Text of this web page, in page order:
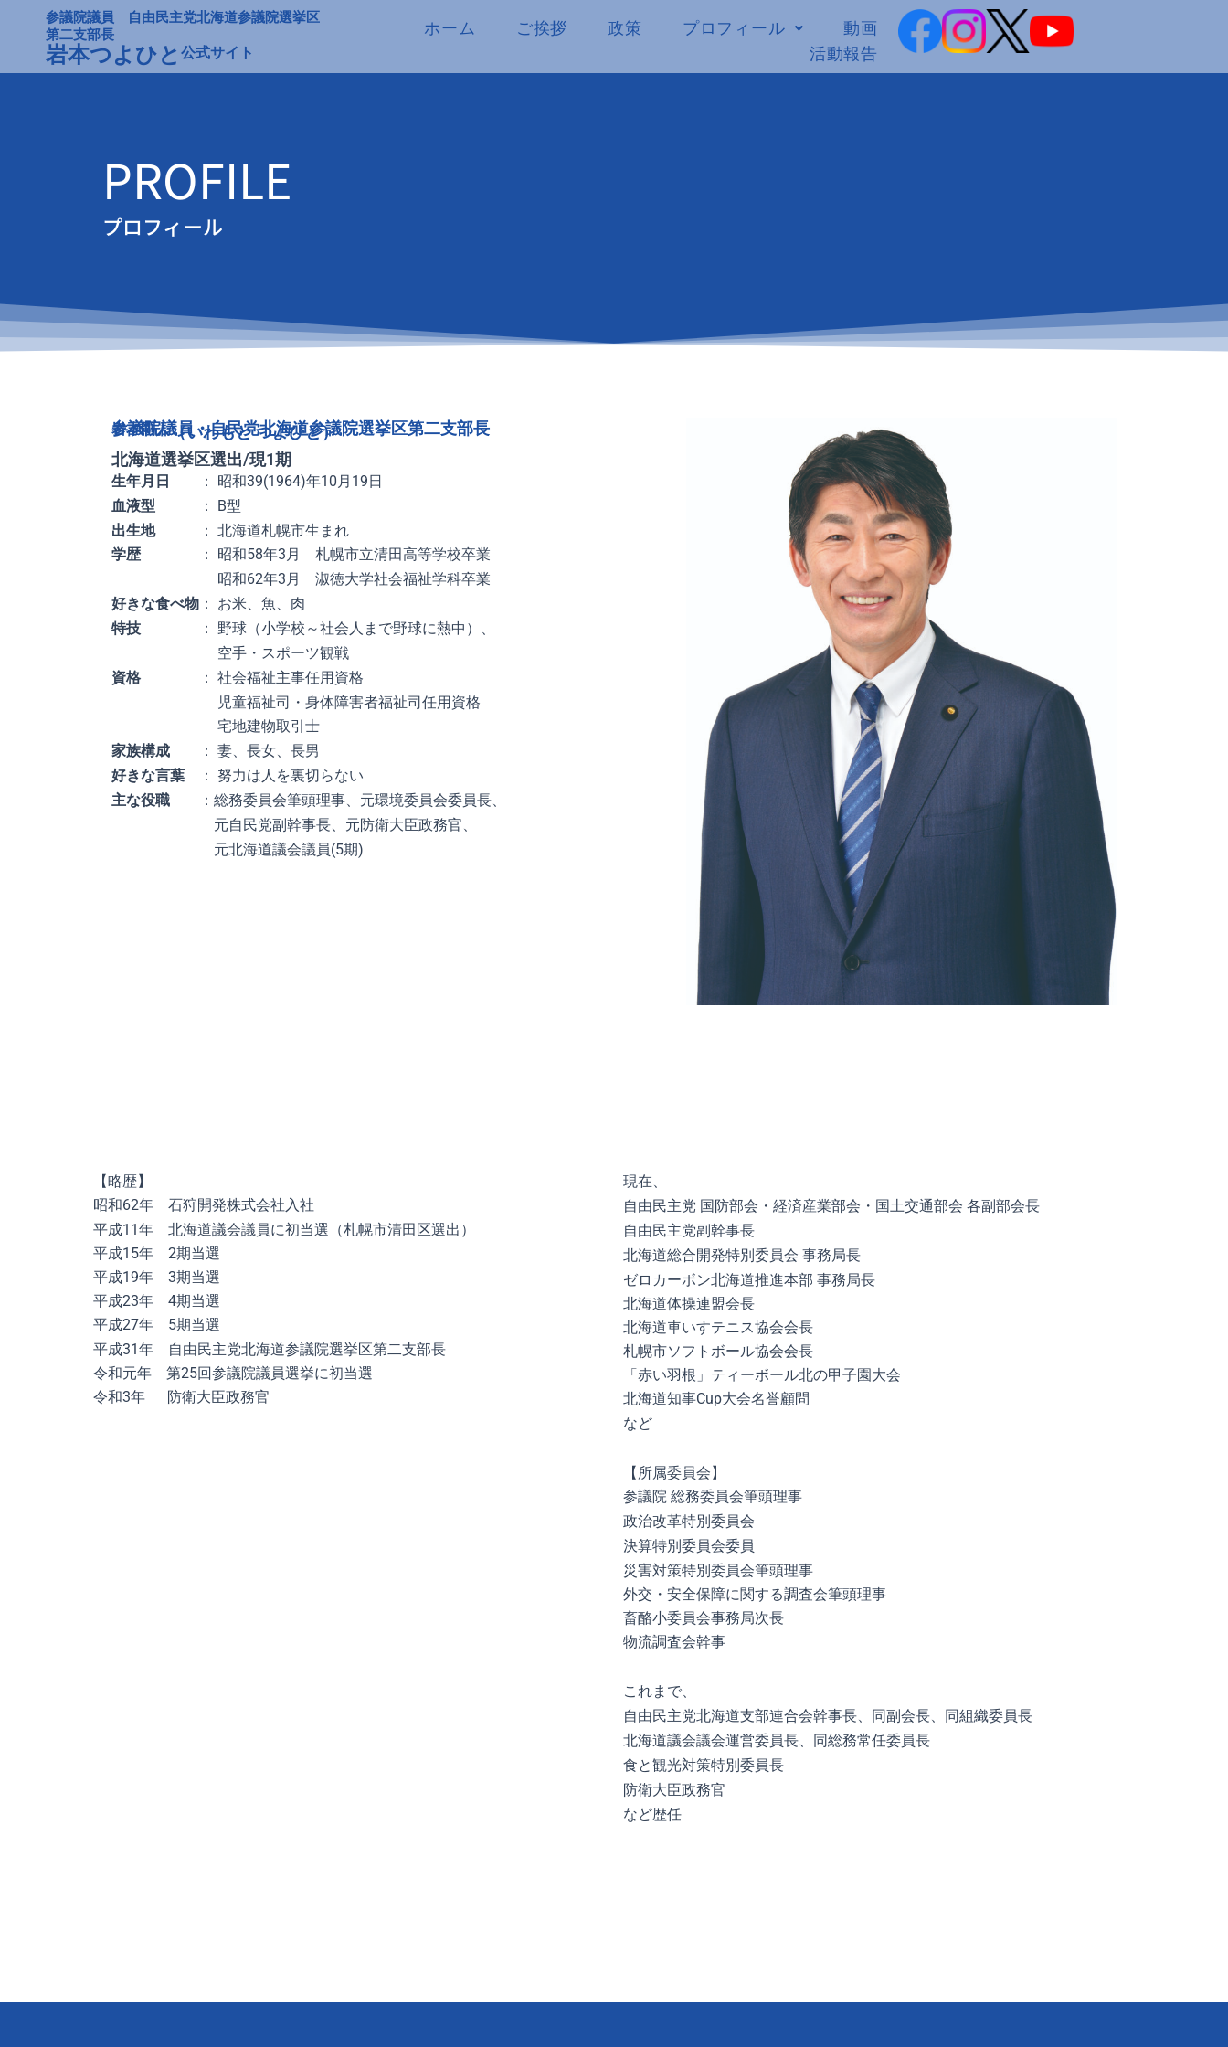
参議院議員 自由民主党北海道参議院選挙区
第二支部長
岩本つよひと 公式サイト
ホーム ご挨拶 政策 プロフィール
動画
活動報告
PROFILE
プロフィール
参議院議員・自民党北海道参議院選挙区第二支部長
岩本剛人（いわもと つよひと）
北海道選挙区選出/現1期
生年月日
： 昭和39(1964)年10月19日
血液型 ： B型
出生地： 北海道札幌市生まれ
学歴
： 昭和58年3月 札幌市立清田高等学校卒業
昭和62年3月 淑徳大学社会福祉学科卒業
好きな食べ物 ： お米、魚、肉
特技 ： 野球（小学校～社会人まで野球に熱中）、
空手・スポーツ観戦
資格 ： 社会福祉主事任用資格
児童福祉司・身体障害者福祉司任用資格
宅地建物取引士
家族構成 ： 妻、長女、長男
好きな言葉 ： 努力は人を裏切らない
主な役職
：総務委員会筆頭理事、元環境委員会委員長、
元自民党副幹事長、元防衛大臣政務官、
元北海道議会議員(5期)
【略歴】
昭和62年 石狩開発株式会社入社
平成11年 北海道議会議員に初当選（札幌市清田区選出）
平成15年 2期当選
平成19年 3期当選
平成23年 4期当選
平成27年 5期当選
平成31年 自由民主党北海道参議院選挙区第二支部長
令和元年 第25回参議院議員選挙に初当選
令和3年 防衛大臣政務官
現在、
自由民主党 国防部会・経済産業部会・国土交通部会 各副部会長
自由民主党副幹事長
北海道総合開発特別委員会 事務局長
ゼロカーボン北海道推進本部 事務局長
北海道体操連盟会長
北海道車いすテニス協会会長
札幌市ソフトボール協会会長
「赤い羽根」ティーボール北の甲子園大会
北海道知事Cup大会名誉顧問
など
【所属委員会】
参議院 総務委員会筆頭理事
政治改革特別委員会
決算特別委員会委員
災害対策特別委員会筆頭理事
外交・安全保障に関する調査会筆頭理事
畜酪小委員会事務局次長
物流調査会幹事
これまで、
自由民主党北海道支部連合会幹事長、同副会長、
同組織委員長
北海道議会議会運営委員長、同総務常任委員長
食と観光対策特別委員長
防衛大臣政務官
など歴任